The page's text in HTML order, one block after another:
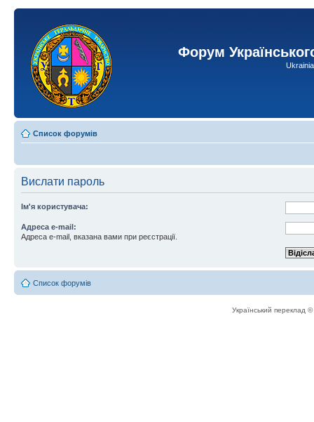
Форум
Список форумів
Вислати пароль
Ім'я користувача:
Адреса e-mail:
Адреса e-mail, вказана вами при реєстрації.
Список форумів
Український переклад